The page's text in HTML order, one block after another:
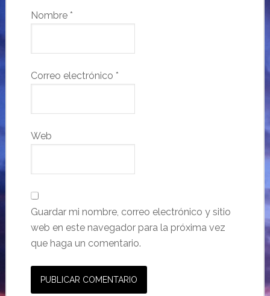
Nombre *
Correo electrónico *
Web
Guardar mi nombre, correo electrónico y sitio
web en este navegador para la próxima vez
que haga un comentario.